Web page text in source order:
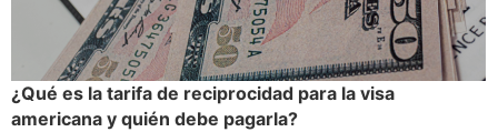
¿Qué es la tarifa de reciprocidad para la visa
americana y quién debe pagarla?